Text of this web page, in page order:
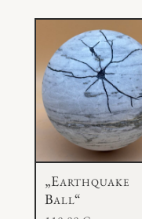
„Earthquake
Ball“